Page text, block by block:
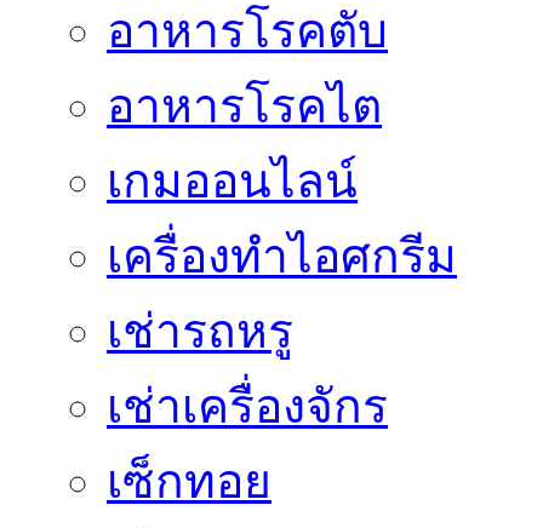
อาหารโรคตับ
อาหารโรคไต
เกมออนไลน์
เครื่องทำไอศกรีม
เช่ารถหรู
เช่าเครื่องจักร
เซ็กทอย